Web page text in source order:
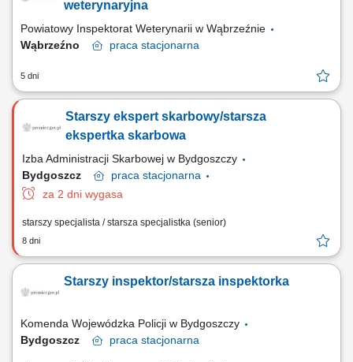
weterynaryjna
Powiatowy Inspektorat Weterynarii w Wąbrzeźnie
Wąbrzeźno
praca stacjonarna
5 dni
Starszy ekspert skarbowy/starsza
ekspertka skarbowa
Izba Administracji Skarbowej w Bydgoszczy
Bydgoszcz
praca stacjonarna
za 2 dni wygasa
starszy specjalista / starsza specjalistka (senior)
8 dni
Starszy inspektor/starsza inspektorka
Komenda Wojewódzka Policji w Bydgoszczy
Bydgoszcz
praca stacjonarna